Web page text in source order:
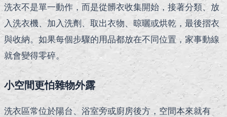
洗衣不是單一動作，而是從髒衣收集開始，接著分類、放
入洗衣機、加入洗劑、取出衣物、晾曬或烘乾，最後摺衣
與收納。如果每個步驟的用品都放在不同位置，家事動線
就會變得零碎。
小空間更怕雜物外露
洗衣區常位於陽台、浴室旁或廚房後方，空間本來就有